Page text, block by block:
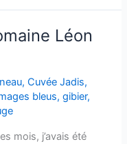
Léon
,Cuvée Jadis,
bleus,gibier,
mois, j’avais été